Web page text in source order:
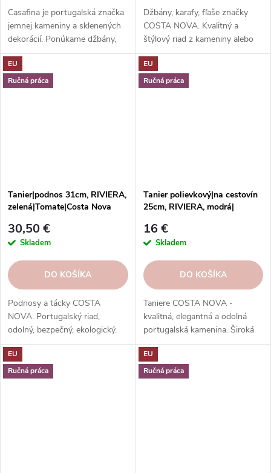
Casafina je portugalská značka
jemnej kameniny a sklenených
dekorácií. Ponúkame džbány,
karafy a fľaše s rôznym
dizajnom, ktoré ozdobia váš
stôl a domácnosť. Objednajte si
Džbány, karafy, fľaše značky
COSTA NOVA. Kvalitný a
štýlový riad z kameniny alebo
kvalitného skla. Rôzne kolekcie,
farby a dekory. Odolné,
bezpečné a ľahko umývateľné.
EU
Ručná práca
Tanier|podnos 31cm, RIVIERA,
zelená|Tomate|Costa Nova
30,50 €
Skladem
DO KOŠÍKA
Podnosy a tácky COSTA
NOVA. Portugalský riad,
odolný, bezpečný, ekologický.
Na servírovanie jedál, nápojov,
dezertov.
EU
Ručná práca
Tanier polievkový|na cestovín
25cm, RIVIERA, modrá|
16 €
Skladem
DO KOŠÍKA
Taniere COSTA NOVA -
kvalitná, elegantná a odolná
portugalská kamenina. Široká
ponuka kolekcií, tvarov, farieb a
funkcií. Objednávajte v našom
e-shope.
EU
Ručná práca
EU
Ručná práca